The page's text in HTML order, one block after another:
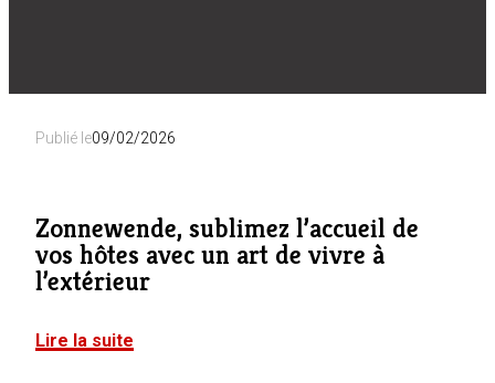
Publié le09/02/2026
Zonnewende, sublimez l’accueil de
vos hôtes avec un art de vivre à
l’extérieur
Lire la suite